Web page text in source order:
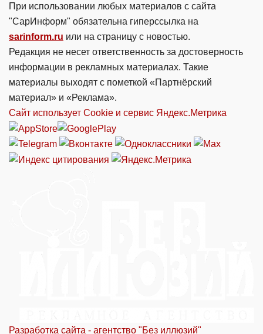
При использовании любых материалов с сайта
"СарИнформ" обязательна гиперссылка на
sarinform.ru или на страницу с новостью.
Редакция не несет ответственность за достоверность
информации в рекламных материалах. Такие
материалы выходят с пометкой «Партнёрский
материал» и «Реклама».
Сайт использует Cookie и сервиc Яндекс.Метрика
Разработка сайта - агентство "Без иллюзий"